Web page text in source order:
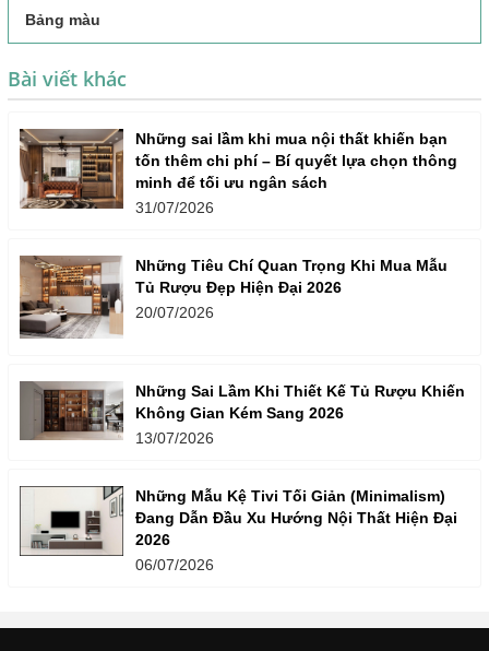
Bảng màu
Bài viết khác
Những sai lầm khi mua nội thất khiến bạn
tốn thêm chi phí – Bí quyết lựa chọn thông
minh để tối ưu ngân sách
31/07/2026
Những Tiêu Chí Quan Trọng Khi Mua Mẫu
Tủ Rượu Đẹp Hiện Đại 2026
20/07/2026
Những Sai Lầm Khi Thiết Kế Tủ Rượu Khiến
Không Gian Kém Sang 2026
13/07/2026
Những Mẫu Kệ Tivi Tối Giản (Minimalism)
Đang Dẫn Đầu Xu Hướng Nội Thất Hiện Đại
2026
06/07/2026